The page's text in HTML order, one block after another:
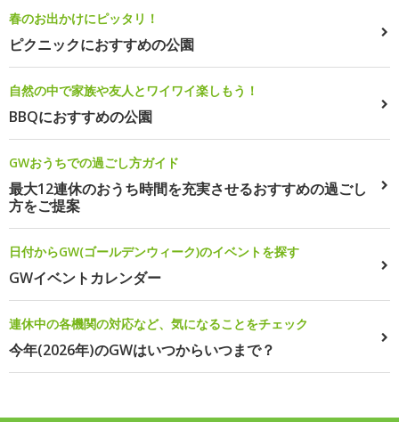
春のお出かけにピッタリ！
ピクニックにおすすめの公園
自然の中で家族や友人とワイワイ楽しもう！
BBQにおすすめの公園
GWおうちでの過ごし方ガイド
最大12連休のおうち時間を充実させるおすすめの過ごし
方をご提案
日付からGW(ゴールデンウィーク)のイベントを探す
GWイベントカレンダー
連休中の各機関の対応など、気になることをチェック
今年(2026年)のGWはいつからいつまで？